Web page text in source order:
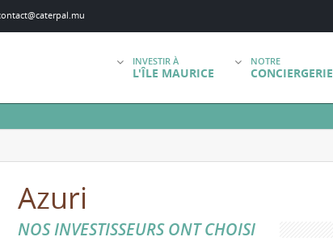
INVESTIR À
L'ÎLE MAURICE
NOTRE
CONCIERGERIE
Azuri
NOS INVESTISSEURS ONT CHOISI